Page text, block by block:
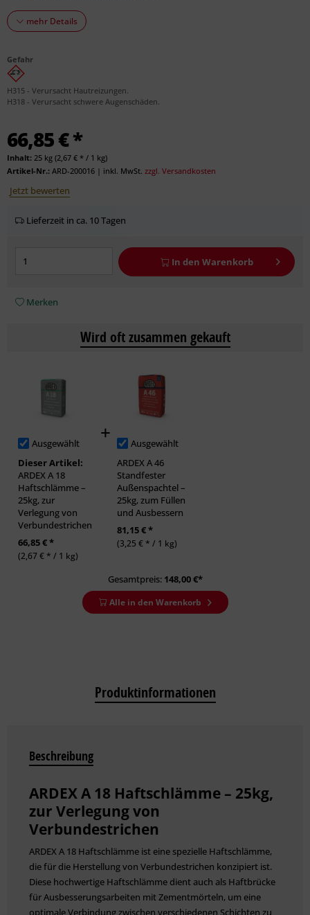
mehr Details
Gefahr
H315 - Verursacht Hautreizungen.
H318 - Verursacht schwere Augenschäden.
66,85 € *
Inhalt: 25 kg (2,67 € * / 1 kg)
Artikel-Nr.: ARD-200016 | inkl. MwSt. zzgl. Versandkosten
Jetzt bewerten
Lieferzeit in ca. 10 Tagen
In den Warenkorb
Merken
Wird oft zusammen gekauft
Ausgewählt
Dieser Artikel:
ARDEX A 18
Haftschlämme –
25kg, zur
Verlegung von
Verbundestrichen
66,85 € *
(2,67 € * / 1 kg)
Ausgewählt
ARDEX A 46
Standfester
Außenspachtel –
25kg, zum Füllen
und Ausbessern
81,15 € *
(3,25 € * / 1 kg)
Gesamtpreis: 148,00€*
Alle in den Warenkorb
Produktinformationen
Beschreibung
ARDEX A 18 Haftschlämme – 25kg,
zur Verlegung von
Verbundestrichen
ARDEX A 18 Haftschlämme ist eine spezielle Haftschlämme,
die für die Herstellung von Verbundestrichen konzipiert ist.
Diese hochwertige Haftschlämme dient auch als Haftbrücke
für Ausbesserungsarbeiten mit Zementmörteln, um eine
optimale Verbindung zwischen verschiedenen Schichten zu